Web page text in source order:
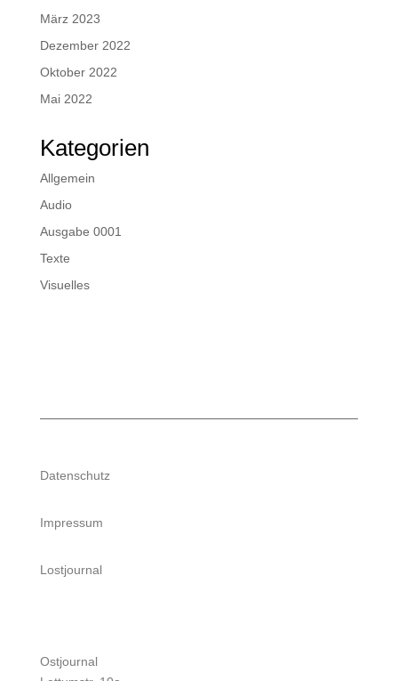
März 2023
Dezember 2022
Oktober 2022
Mai 2022
Kategorien
Allgemein
Audio
Ausgabe 0001
Texte
Visuelles
Datenschutz
Impressum
Lostjournal
Ostjournal